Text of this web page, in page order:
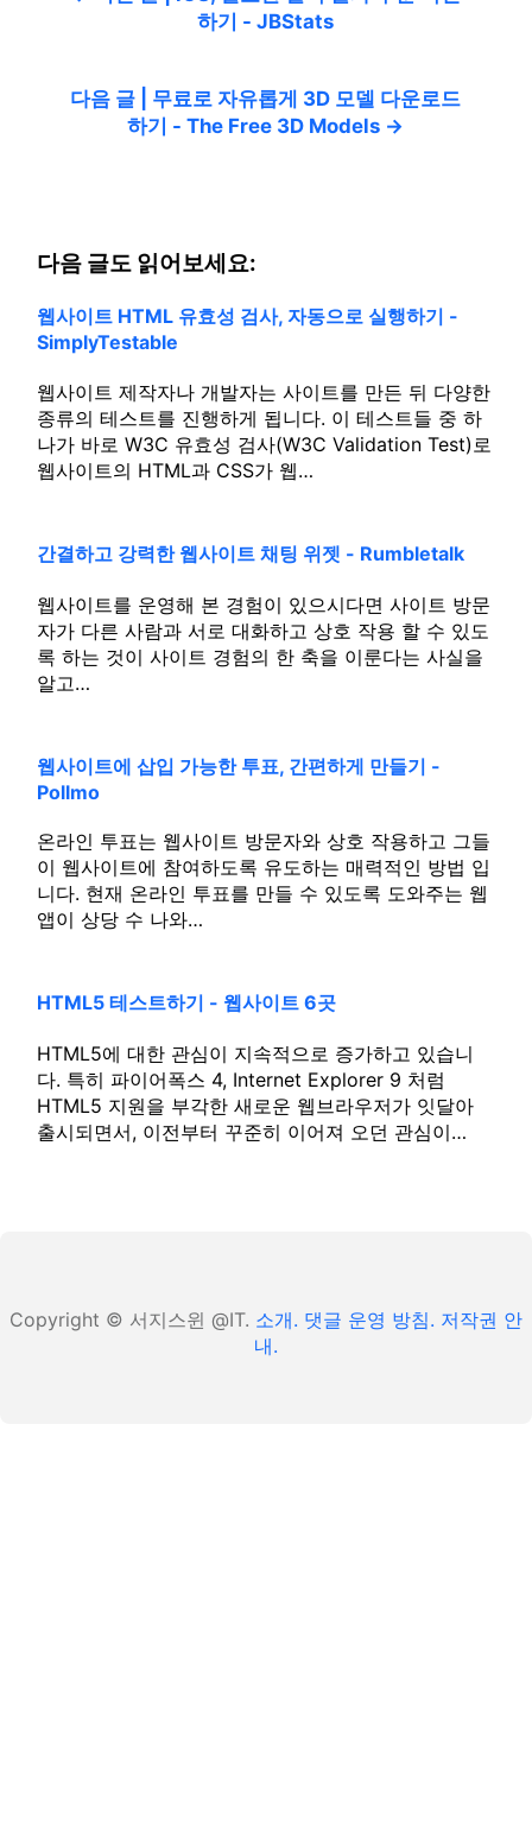
하기 - JBStats
다음 글 | 무료로 자유롭게 3D 모델 다운로드
하기 - The Free 3D Models →
다음 글도 읽어보세요:
웹사이트 HTML 유효성 검사, 자동으로 실행하기 -
SimplyTestable
웹사이트 제작자나 개발자는 사이트를 만든 뒤 다양한
종류의 테스트를 진행하게 됩니다. 이 테스트들 중 하
나가 바로 W3C 유효성 검사(W3C Validation Test)로
웹사이트의 HTML과 CSS가 웹…
간결하고 강력한 웹사이트 채팅 위젯 - Rumbletalk
웹사이트를 운영해 본 경험이 있으시다면 사이트 방문
자가 다른 사람과 서로 대화하고 상호 작용 할 수 있도
록 하는 것이 사이트 경험의 한 축을 이룬다는 사실을
알고…
웹사이트에 삽입 가능한 투표, 간편하게 만들기 -
Pollmo
온라인 투표는 웹사이트 방문자와 상호 작용하고 그들
이 웹사이트에 참여하도록 유도하는 매력적인 방법 입
니다. 현재 온라인 투표를 만들 수 있도록 도와주는 웹
앱이 상당 수 나와…
HTML5 테스트하기 - 웹사이트 6곳
HTML5에 대한 관심이 지속적으로 증가하고 있습니
다. 특히 파이어폭스 4, Internet Explorer 9 처럼
HTML5 지원을 부각한 새로운 웹브라우저가 잇달아
출시되면서, 이전부터 꾸준히 이어져 오던 관심이…
Copyright © 서지스윈 @IT. 소개. 댓글 운영 방침. 저작권 안
내.